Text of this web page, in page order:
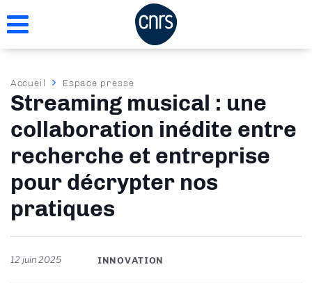
au
Fil
d'Ariane
Accueil Espace presse
Streaming musical : une
collaboration inédite entre
recherche et entreprise
pour décrypter nos
pratiques
12 juin 2025 INNOVATION